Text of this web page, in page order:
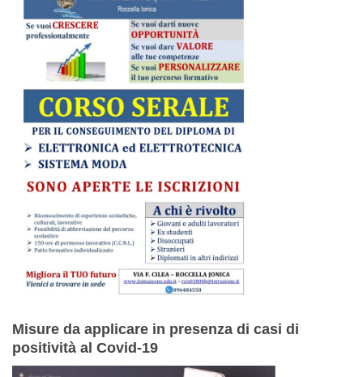
Misure da applicare in presenza di casi di
positività al Covid-19